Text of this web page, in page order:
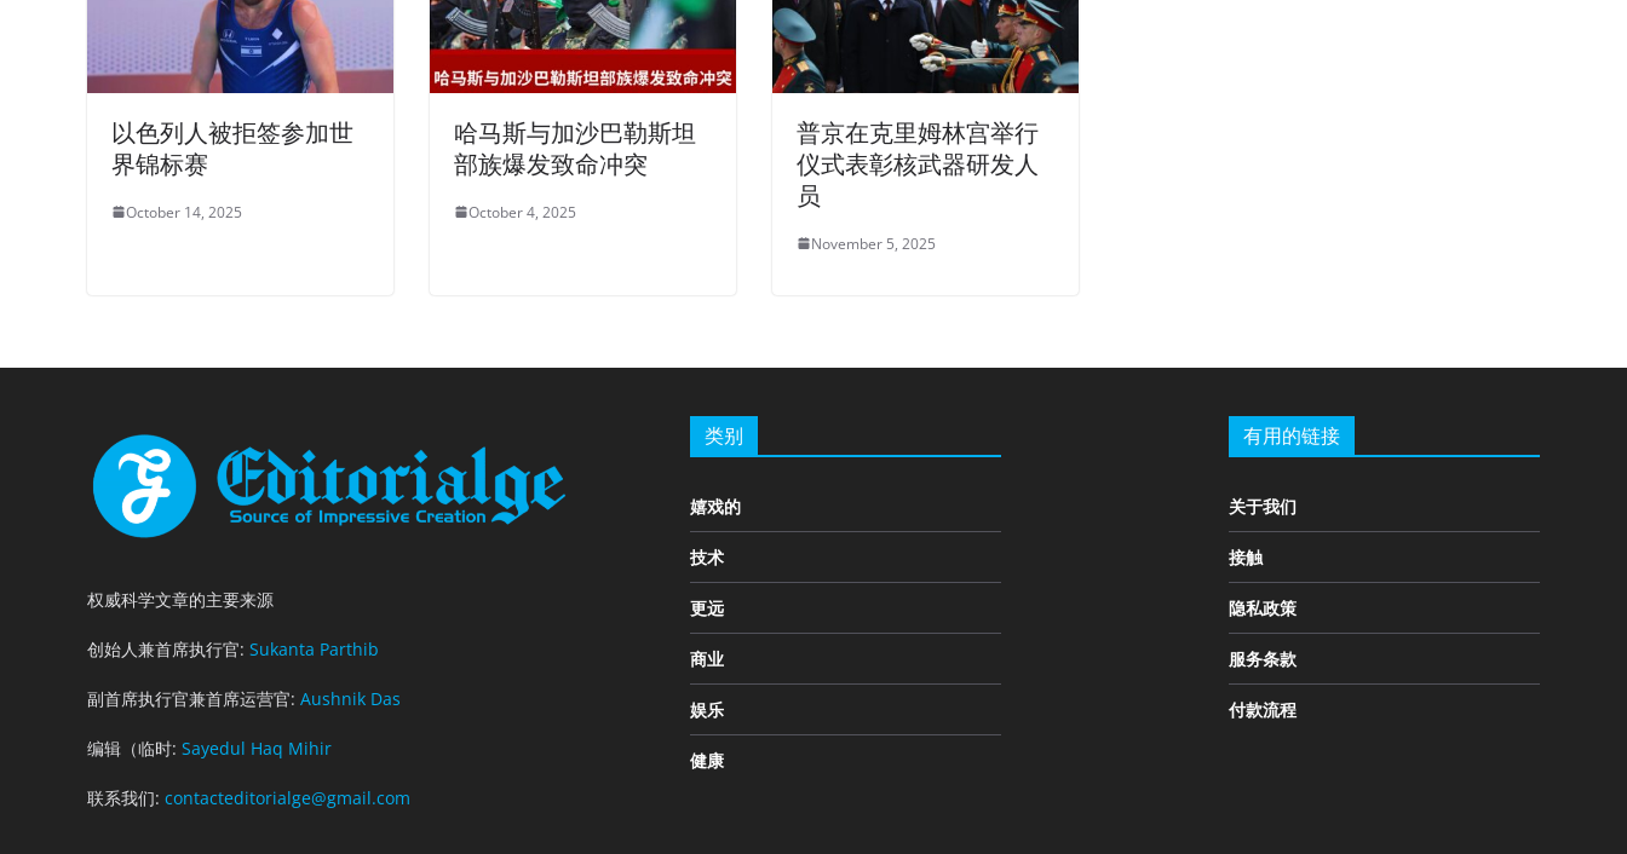
以色列人被拒签参加世
界锦标赛
October 14, 2025
哈马斯与加沙巴勒斯坦
部族爆发致命冲突
October 4, 2025
普京在克里姆林宫举行
仪式表彰核武器研发人
员
November 5, 2025
权威科学文章的主要来源
创始人兼首席执行官: Sukanta Parthib
副首席执行官兼首席运营官: Aushnik Das
编辑（临时: Sayedul Haq Mihir
联系我们: contacteditorialge@gmail.com
类别
嬉戏的
技术
更远
商业
娱乐
健康
有用的链接
关于我们
接触
隐私政策
服务条款
付款流程